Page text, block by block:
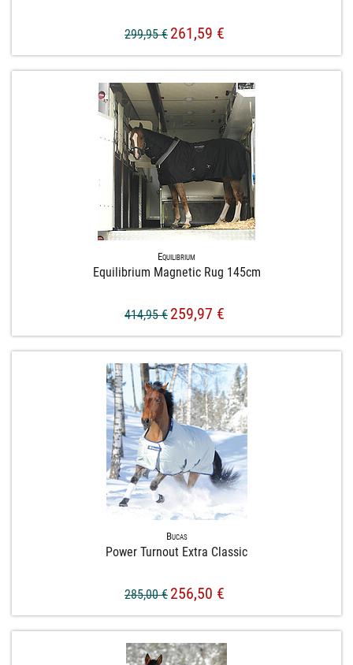
299,95 € 261,59 €
Equilibrium
Equilibrium Magnetic Rug 145cm
414,95 € 259,97 €
Bucas
Power Turnout Extra Classic
285,00 € 256,50 €